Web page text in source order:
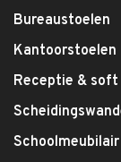
Bureaustoelen
Kantoorstoelen
Receptie &
Schoolmeubilair